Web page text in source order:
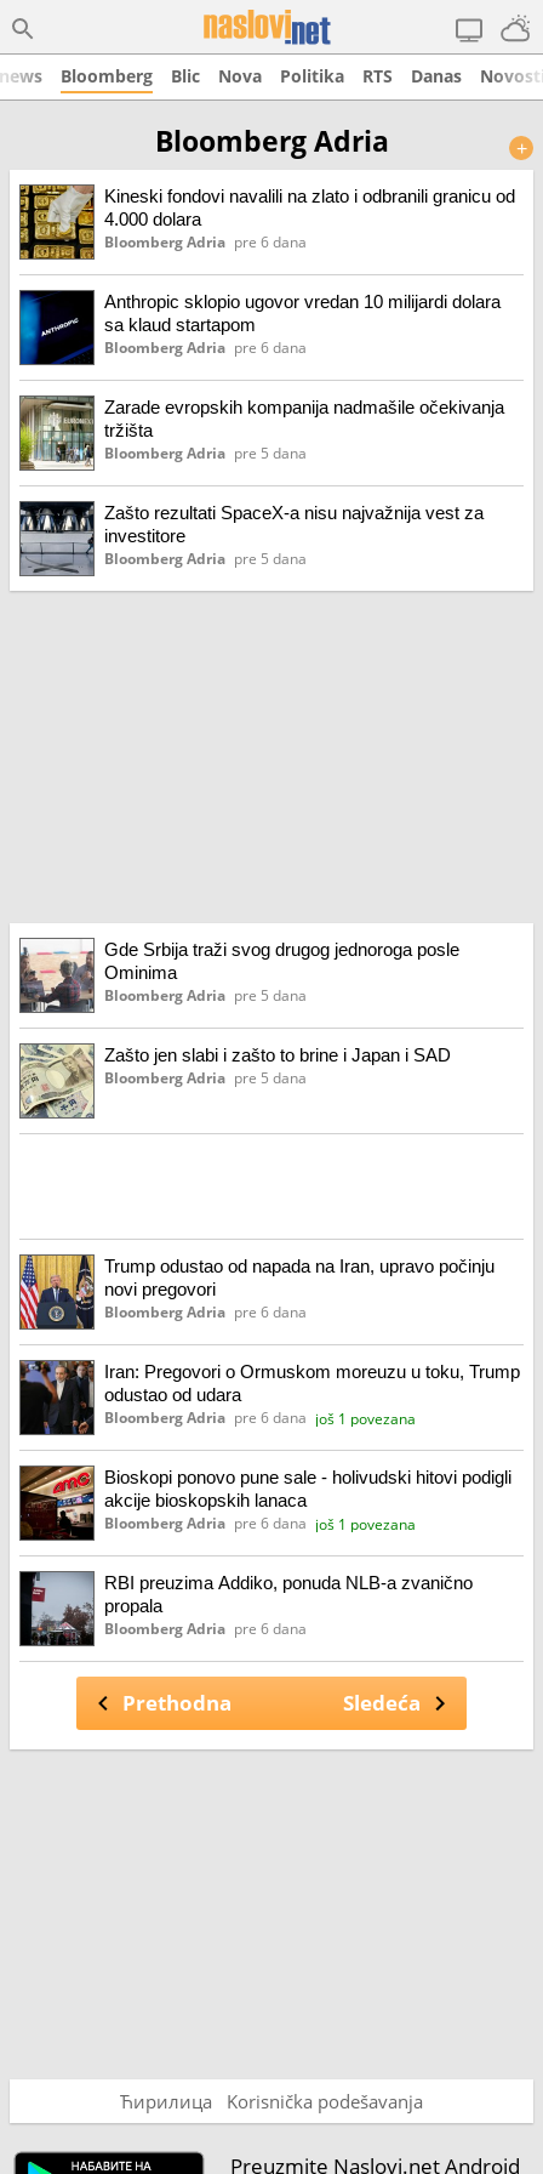
Bloomberg Blic Nova Politika RTS Danas
Bloomberg Adria +
Kineski fondovi navalili na zlato i odbranili granicu od
4.000 dolara
Bloomberg Adria pre 6 dana
Anthropic sklopio ugovor vredan 10 milijardi dolara
sa klaud startapom
Bloomberg Adria pre 6 dana
Zarade evropskih kompanija nadmašile očekivanja
tržišta
Bloomberg Adria pre 5 dana
Zašto rezultati SpaceX-a nisu najvažnija vest za
investitore
Bloomberg Adria pre 5 dana
Gde Srbija traži svog drugog jednoroga posle
Ominima
Bloomberg Adria pre 5 dana
Zašto jen slabi i zašto to brine i Japan i SAD
Bloomberg Adria pre 5 dana
Trump odustao od napada na Iran, upravo počinju
novi pregovori
Bloomberg Adria pre 6 dana
Iran: Pregovori o Ormuskom moreuzu u toku, Trump
odustao od udara
Bloomberg Adria pre 6 dana još 1 povezana
Bioskopi ponovo pune sale - holivudski hitovi podigli
akcije bioskopskih lanaca
Bloomberg Adria pre 6 dana još 1 povezana
RBI preuzima Addiko, ponuda NLB-a zvanično
propala
Bloomberg Adria pre 6 dana
Prethodna Sledeća
Ћирилица Korisnička podešavanja
Preuzmite Naslovi.net Android